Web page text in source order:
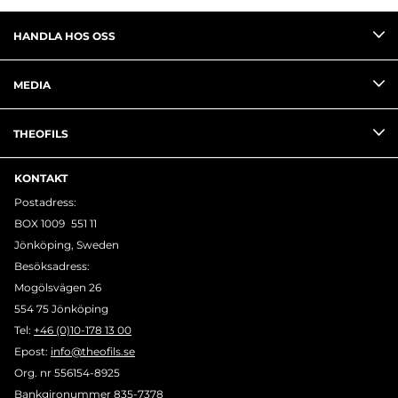
HANDLA HOS OSS
MEDIA
THEOFILS
KONTAKT
Postadress:
BOX 1009 551 11
Jönköping, Sweden
Besöksadress:
Mogölsvägen 26
554 75 Jönköping
Tel: +46 (0)10-178 13 00
Epost: info@theofils.se
Org. nr 556154-8925
Bankgironummer 835-7378